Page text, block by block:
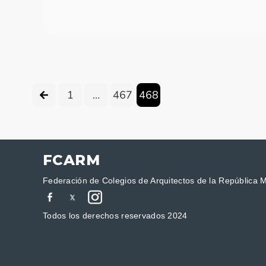
1 … 467 468
FCARM
Federación de Colegios de Arquitectos de la República
Todos los derechos reservados 2024